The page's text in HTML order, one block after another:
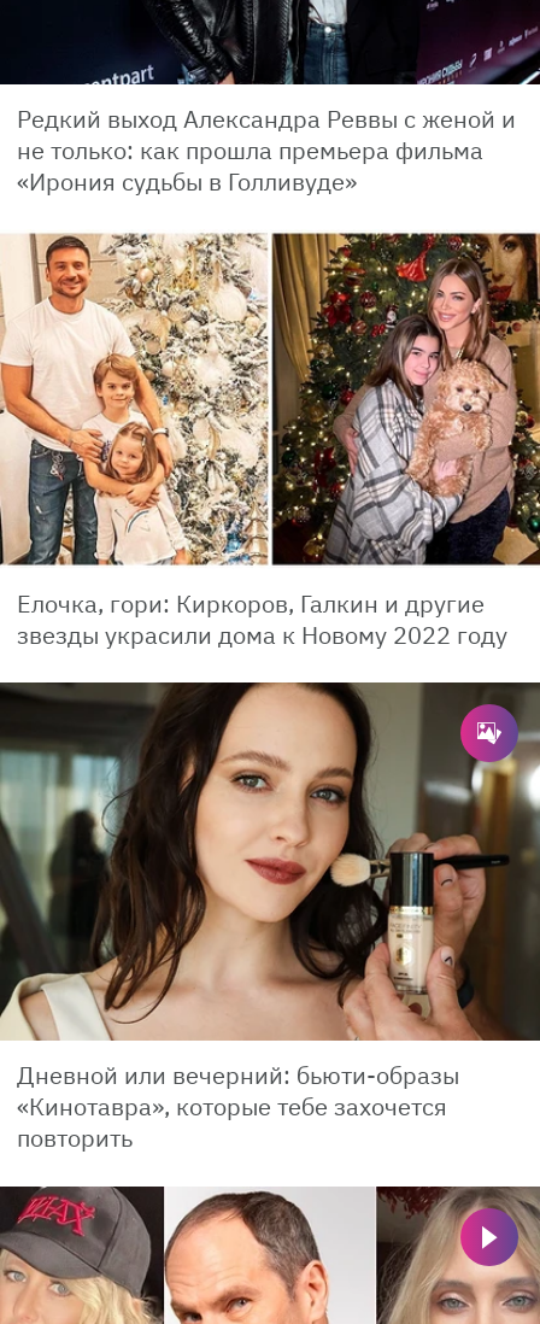
Редкий выход Александра Реввы с женой и
не только: как прошла премьера фильма
«Ирония судьбы в Голливуде»
Елочка, гори: Киркоров, Галкин и другие
звезды украсили дома к Новому 2022 году
Дневной или вечерний: бьюти-образы
«Кинотавра», которые тебе захочется
повторить